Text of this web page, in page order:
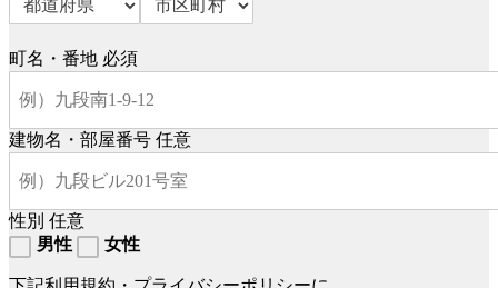
町名・番地 必須
建物名・部屋番号 任意
性別 任意
男性
女性